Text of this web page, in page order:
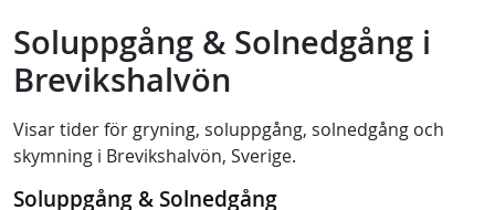
Soluppgång & Solnedgång i
Brevikshalvön
Visar tider för gryning, soluppgång, solnedgång och
skymning i Brevikshalvön, Sverige.
Soluppgång & Solnedgång